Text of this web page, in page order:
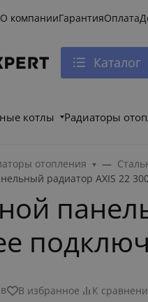
О компанииГарантияОплата
Каталог
котлы Радиаторы
отопления
радиатор AXIS 22
В избранное К